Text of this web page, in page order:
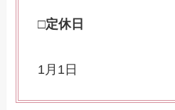
□定休日
1月1日